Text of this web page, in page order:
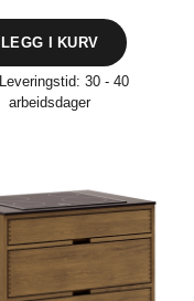
Leveringstid: 30 - 40
arbeidsdager